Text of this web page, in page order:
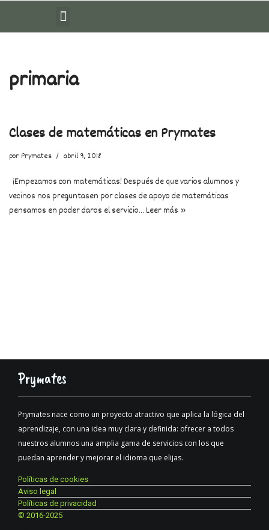
Saltar
primaria
Clases de matemáticas en Prymates
por Prymates abril 9, 2018
¡Empezamos con matemáticas! Después de que varios alumnos y
vecinos nos preguntasen por clases de apoyo de matemáticas
pensamos en poder daros el servicio…Leer más »
Prymates
Prymates nace como un proyecto atractivo que aplica la lógica del
aprendizaje, con una idea muy clara y definida: ofrecer a todos
nuestros alumnos una amplia gama de servicios con los que
puedan aprender y mejorar el idioma que elijas.
Políticas de cookies
Aviso legal
Políticas de privacidad
© 2016-2025